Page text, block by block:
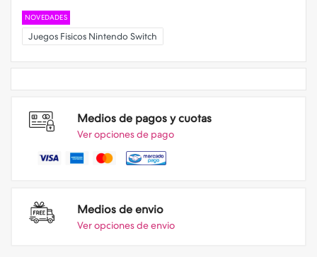
NOVEDADES
Juegos Fisicos Nintendo Switch
Medios de pagos y cuotas
Ver opciones de pago
Medios de envio
Ver opciones de envio